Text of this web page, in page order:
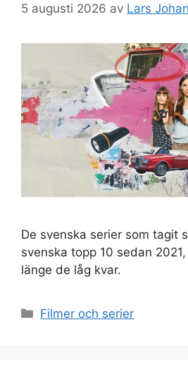
5 augusti 2026 av Lars
De svenska serier som tagit
svenska topp 10 sedan
länge de låg kvar.
Kategorier
Filmer och serier